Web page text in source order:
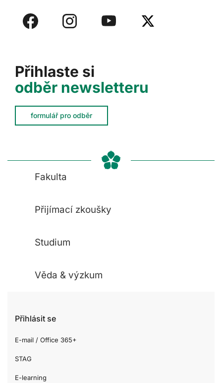
Přihlaste si
odběr newsletteru
formulář pro odběr
Fakulta
Přijímací zkoušky
Studium
Věda & výzkum
Přihlásit se
E-mail / Office 365+
STAG
E-learning